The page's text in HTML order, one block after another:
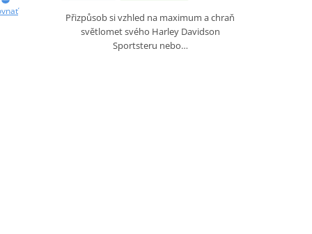
Přizpůsob si vzhled na maximum a chraň
světlomet svého Harley Davidson
Sportsteru nebo…